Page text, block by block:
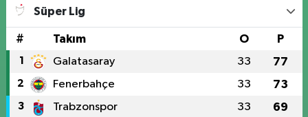
Süper Lig
# Takım O P
1 Galatasaray 33 77
2 Fenerbahçe 33 73
3 Trabzonspor 33 69